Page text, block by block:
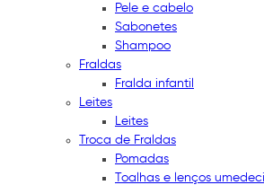
Pele e cabelo
Sabonetes
Shampoo
Fraldas
Fralda infantil
Leites
Leites
Troca de Fraldas
Pomadas
Toalhas e lenços